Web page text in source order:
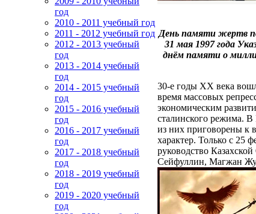
год
2010 - 2011 учебный год
2011 - 2012 учебный год
2012 - 2013 учебный
год
2013 - 2014 учебный
год
2014 - 2015 учебный
год
2015 - 2016 учебный
год
2016 - 2017 учебный
год
2017 - 2018 учебный
год
2018 - 2019 учебный
год
2019 - 2020 учебный
год
День памяти жертв
31 мая 1997 года
днём памяти о
30-е годы XX века
время массовых
экономическим
сталинского режима.
из них приговорены к
характер. Только с 25
руководство
Сейфуллин, Магжан